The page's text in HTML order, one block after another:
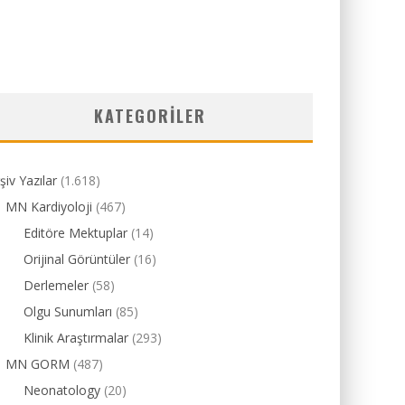
KATEGORILER
Yazılar (1.618)
MN Kardiyoloji (467)
Editöre Mektuplar (14)
Orijinal Görüntüler (16)
Derlemeler (58)
Olgu Sunumları (85)
Klinik Araştırmalar (293)
MN GORM (487)
Neonatology (20)